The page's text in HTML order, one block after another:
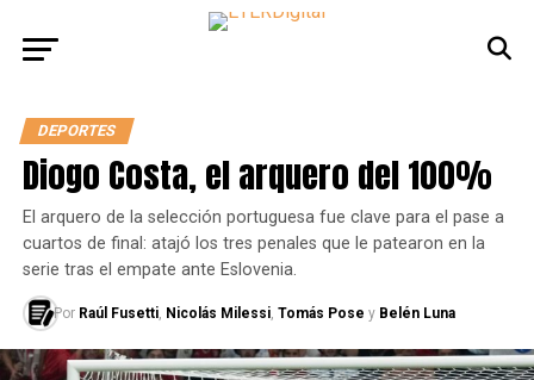
DEPORTES
Diogo Costa, el arquero del 100%
El arquero de la selección portuguesa fue clave para el pase a
cuartos de final: atajó los tres penales que le patearon en la
serie tras el empate ante Eslovenia.
Por Raúl Fusetti, Nicolás Milessi, Tomás Pose y Belén Luna